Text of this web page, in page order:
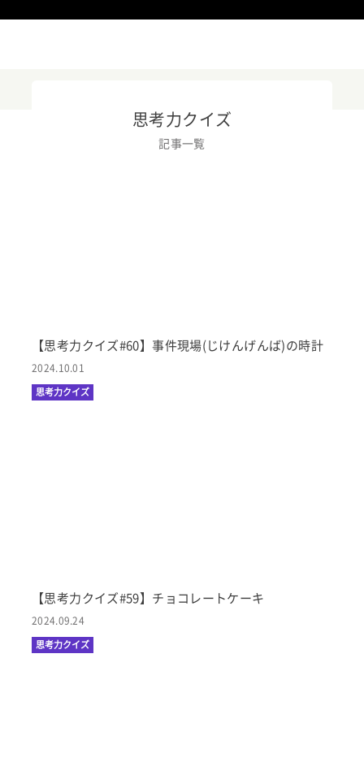
思考力クイズ
記事一覧
【思考力クイズ#60】事件現場(じけんげんば)の時計
2024.10.01
思考力クイズ
【思考力クイズ#59】チョコレートケーキ
2024.09.24
思考力クイズ